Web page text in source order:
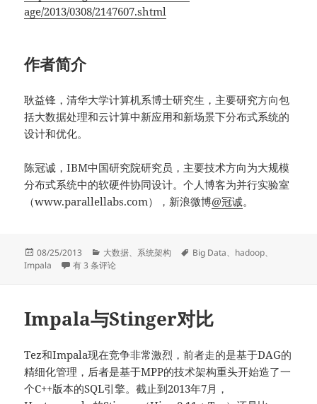
age/2013/0308/2147607.shtml
作者简介
耿益锋，清华大学计算机系博士研究生，主要研究方向包
括大数据处理和云计算中新应用和新场景下分布式系统的
设计和优化。
陈冠诚，IBM中国研究院研究员，主要技术方向为大规模
分布式系统中的软硬件协同设计。个人博客为并行实验室
（www.parallellabs.com），新浪微博@冠诚。
发
布
08/25/2013
分
类
大数据、 系统架构
标
Big Data、 hadoop、
Impala
Impala：新一代开源大数据分析引擎
有 3 条评论
Impala与Stinger对比
Tez和Impala现在竞争非常激烈，前者走的是基于DAG的
精细化管理，后者是基于MPP的技术架构重头开始造了一
个C++版本的SQL引擎。截止到2013年7月，